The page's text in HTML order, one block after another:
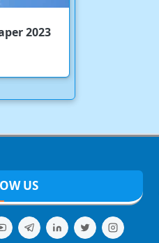
2023
US